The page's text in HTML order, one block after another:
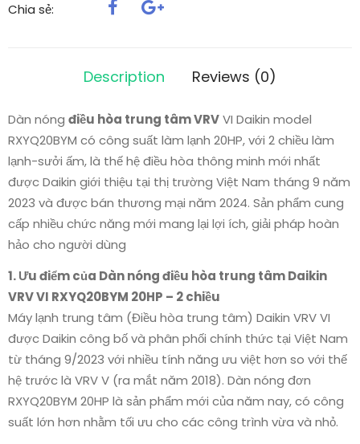
Chia sẻ:
Description Reviews (0)
Dàn nóng điều hòa trung tâm VRVVI Daikin model
RXYQ20BYM có công suất làm lạnh 20HP, với 2 chiều làm
lạnh-sưởi ấm, là thế hệ điều hòa thông minh mới nhất
được Daikin giới thiệu tại thị trường Việt Nam tháng 9 năm
2023 và được bán thương mại năm 2024. Sản phẩm cung
cấp nhiều chức năng mới mang lại lợi ích, giải pháp hoàn
hảo cho người dùng
1. Ưu điểm của Dàn nóng điều hòa trung tâm Daikin
VRV VI RXYQ20BYM 20HP – 2 chiều
Máy lạnh trung tâm (Điều hòa trung tâm) Daikin VRV VI
được Daikin công bố và phân phối chính thức tại Việt Nam
từ tháng 9/2023 với nhiều tính năng ưu việt hơn so với thế
hệ trước là VRV V (ra mắt năm 2018). Dàn nóng đơn
RXYQ20BYM 20HP là sản phẩm mới của năm nay, có công
suất lớn hơn nhằm tối ưu cho các công trình vừa và nhỏ.